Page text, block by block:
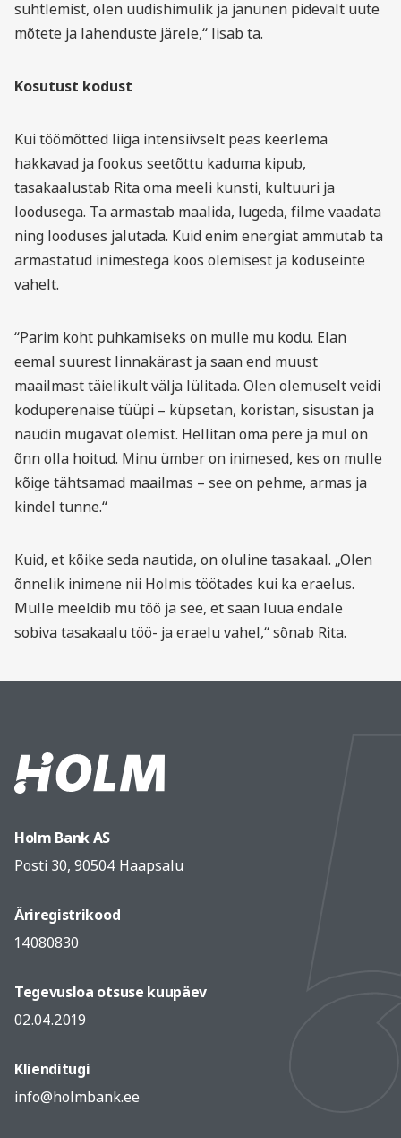
suhtlemist, olen uudishimulik ja janunen pidevalt uute
mõtete ja lahenduste järele,“ lisab ta.
Kosutust kodust
Kui töömõtted liiga intensiivselt peas keerlema
hakkavad ja fookus seetõttu kaduma kipub,
tasakaalustab Rita oma meeli kunsti, kultuuri ja
loodusega. Ta armastab maalida, lugeda, filme vaadata
ning looduses jalutada. Kuid enim energiat ammutab ta
armastatud inimestega koos olemisest ja koduseinte
vahelt.
“Parim koht puhkamiseks on mulle mu kodu. Elan
eemal suurest linnakärast ja saan end muust
maailmast täielikult välja lülitada. Olen olemuselt veidi
koduperenaise tüüpi – küpsetan, koristan, sisustan ja
naudin mugavat olemist. Hellitan oma pere ja mul on
õnn olla hoitud. Minu ümber on inimesed, kes on mulle
kõige tähtsamad maailmas – see on pehme, armas ja
kindel tunne.“
Kuid, et kõike seda nautida, on oluline tasakaal. „Olen
õnnelik inimene nii Holmis töötades kui ka eraelus.
Mulle meeldib mu töö ja see, et saan luua endale
sobiva tasakaalu töö- ja eraelu vahel,“ sõnab Rita.
Holm Bank AS
Posti 30, 90504 Haapsalu
Äriregistrikood
14080830
Tegevusloa otsuse kuupäev
02.04.2019
Klienditugi
info@holmbank.ee